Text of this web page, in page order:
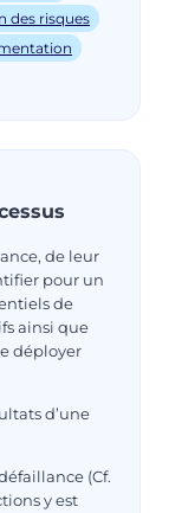
des risques
de leur
pour un
de
ainsi que
déployer
d’une
(Cf.
y est